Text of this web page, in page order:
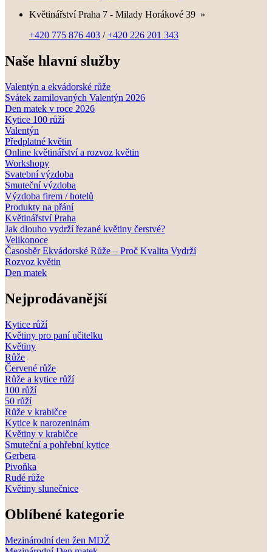
Květinářství Praha 7 - Milady Horákové 39 »
+420 775 876 403 /+420 226 201 343
Naše hlavní služby
Valentýn a ekvádorské růže
Svátek zamilovaných Valentýn 2026
Den matek v roce 2026
Kytice 100 růží
Valentýn
Předplatné květin
Online květinářství a rozvoz květin
Workshopy
Svatební výzdoba
Smuteční výzdoba
Výzdoba firem / hotelů
Produkty na přání
Květinářství Praha
Jak dlouho vydrží řezané květiny čerstvé?
Velikonoce
Časosběr Ekvádorské Růže – Proč Kvalita Vydrží
Rozvoz květin
Den matek
Nejprodávanější
Kytice růží
Květiny pro paní učitelku
Květiny
Růže
Červené růže
Růže a kytice růží
100 růží
50 růží
Růže v krabičce
Kytice k narozeninám
Květiny v krabičce
Smuteční a pohřební kytice
Gerbera
Pivoňka
Rudé růže
Květiny slunečnice
Oblíbené kategorie
Mezinárodní den žen MDŽ